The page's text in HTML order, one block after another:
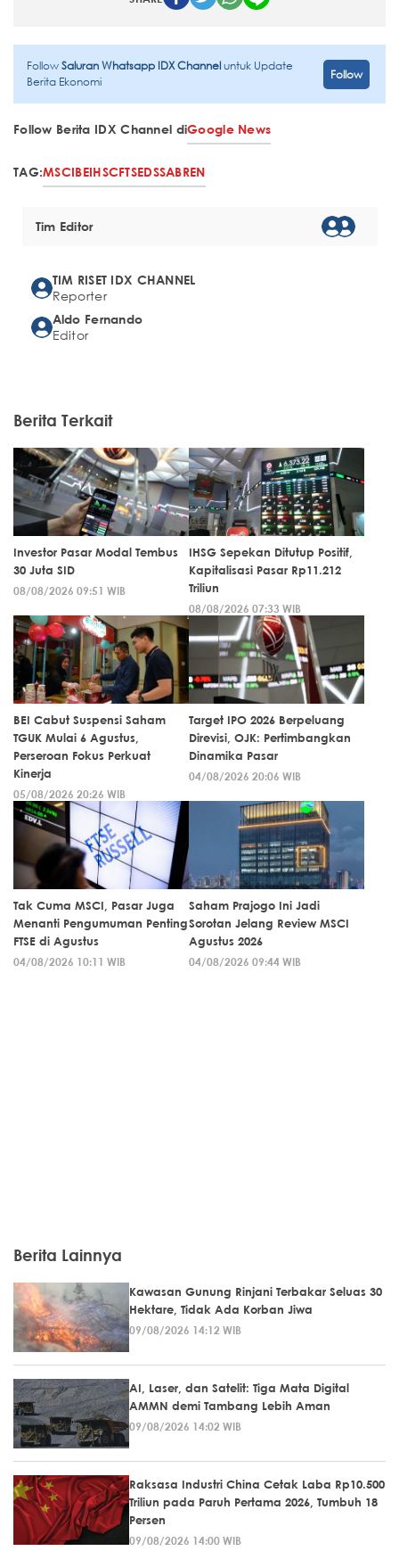
FollowSaluran Whatsapp IDX Channeluntuk Update
Berita Ekonomi
Follow
Follow Berita IDX Channel diGoogle News
TAG:MSCIBEIHSCFTSEDSSABREN
Tim Editor
TIM RISET IDX CHANNEL
Reporter
Aldo Fernando
Editor
Berita Terkait
Investor Pasar Modal Tembus
30 Juta SID
08/08/2026 09:51 WIB
IHSG Sepekan Ditutup Positif,
Kapitalisasi Pasar Rp11.212
Triliun
08/08/2026 07:33 WIB
BEI Cabut Suspensi Saham
TGUK Mulai 6 Agustus,
Perseroan Fokus Perkuat
Kinerja
05/08/2026 20:26 WIB
Target IPO 2026 Berpeluang
Direvisi, OJK: Pertimbangkan
Dinamika Pasar
04/08/2026 20:06 WIB
Tak Cuma MSCI, Pasar Juga
Menanti Pengumuman Penting
FTSE di Agustus
04/08/2026 10:11 WIB
Saham Prajogo Ini Jadi
Sorotan Jelang Review MSCI
Agustus 2026
04/08/2026 09:44 WIB
Berita Lainnya
Kawasan Gunung Rinjani Terbakar Seluas 30
Hektare, Tidak Ada Korban Jiwa
09/08/2026 14:12 WIB
AI, Laser, dan Satelit: Tiga Mata Digital
AMMN demi Tambang Lebih Aman
09/08/2026 14:02 WIB
Raksasa Industri China Cetak Laba Rp10.500
Triliun pada Paruh Pertama 2026, Tumbuh 18
Persen
09/08/2026 14:00 WIB